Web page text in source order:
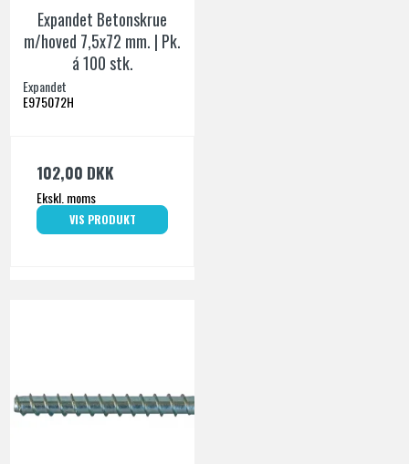
Expandet Betonskrue
m/hoved 7,5x72 mm. | Pk.
á 100 stk.
Expandet
E975072H
102,00 DKK
Ekskl. moms
VIS PRODUKT